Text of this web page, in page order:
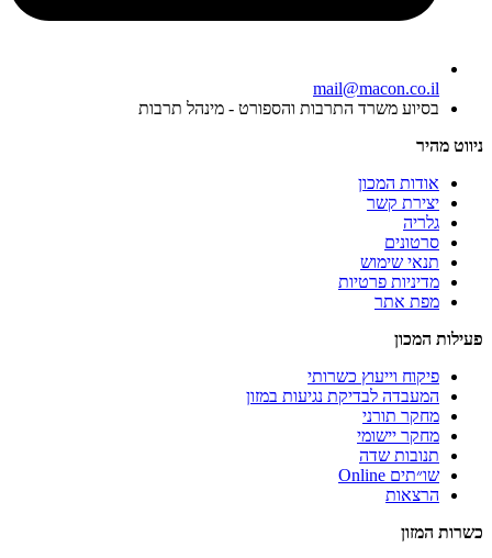
mail@macon.co.il
בסיוע משרד התרבות והספורט - מינהל תרבות
ניווט מהיר
אודות המכון
יצירת קשר
גלריה
סרטונים
תנאי שימוש
מדיניות פרטיות
מפת אתר
פעילות המכון
פיקוח וייעוץ כשרותי
המעבדה לבדיקת נגיעות במזון
מחקר תורני
מחקר יישומי
תנובות שדה
שו״תים Online
הרצאות
כשרות המזון